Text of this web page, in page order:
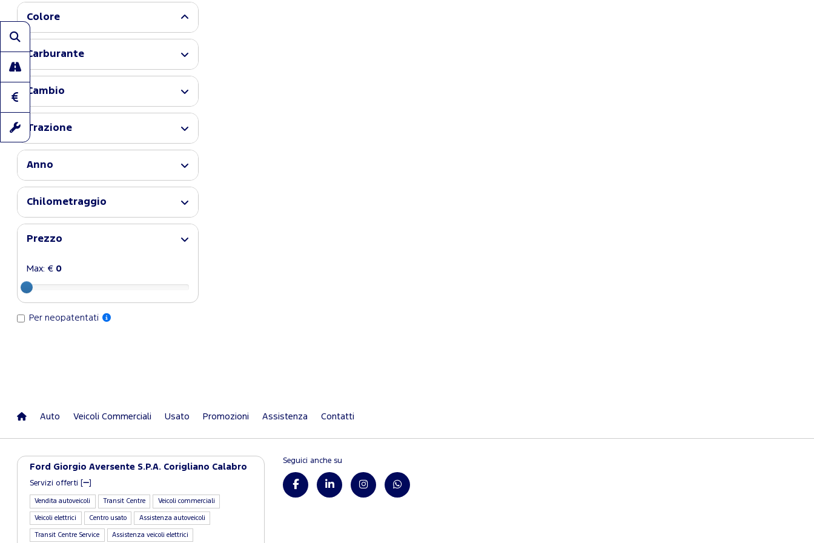
Colore
Carburante
Cambio
Trazione
Anno
Chilometraggio
Prezzo
Max: € 0
Per neopatentati
Auto Veicoli Commerciali Usato Promozioni Assistenza Contatti
Ford Giorgio Aversente S.P.A. Corigliano Calabro
Servizi offerti [
Vendita autoveicoli Transit Centre Veicoli commerciali
Veicoli elettrici Centro usato Assistenza autoveicoli
Transit Centre Service Assistenza veicoli elettrici
Seguici anche su